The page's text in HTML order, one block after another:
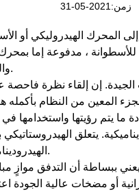
زمن:2021-05-31
الهيدروليكي أو
، مدفوعة إما
والتي ستكون تحت جزء المولد من ناقل الحركة.
إن إلقاء نظرة فاحصة
ما يتم رؤيتها واستخدامها
يتعلق
الهيدروديناميكية بالتشغيل بواسطة قوة السائل المتحرك.
ببساطة أن التدفق موازٍ
أو مضخات عالية الجودة